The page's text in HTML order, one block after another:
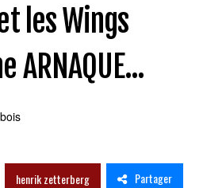
les Wings
ARNAQUE...
henrik zetterberg Partager